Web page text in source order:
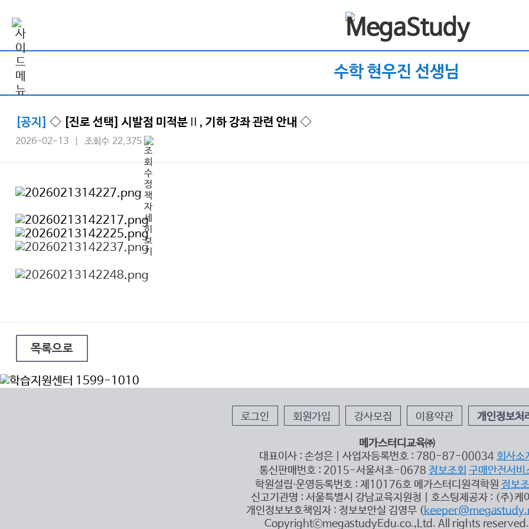
수학 현우진 선생님
[공지] ◇ [진로 선택] 시발점 미적분Ⅱ, 기하 강좌 관련 안내 ◇
2026-02-13 | 조회수 22,375
목록으로
로그인 회원가입 강사모집 이용약관 개인정보처
메가스터디교육㈜
대표이사 : 손성은 | 사업자등록번호 : 780-87-00034 회사소
통신판매번호 : 2015-서울서초-0678 정보조회 구매안전서비
학원설립∙운영등록번호 : 제10176호 메가스터디원격학원 정보
신고기관명 : 서울특별시 강남교육지원청 | 호스팅제공자 : (주)케
개인정보보호책임자 : 정보보안실 김영무 (
CopyrightⓒmegastudyEdu.co.,Ltd. All rights reserved.